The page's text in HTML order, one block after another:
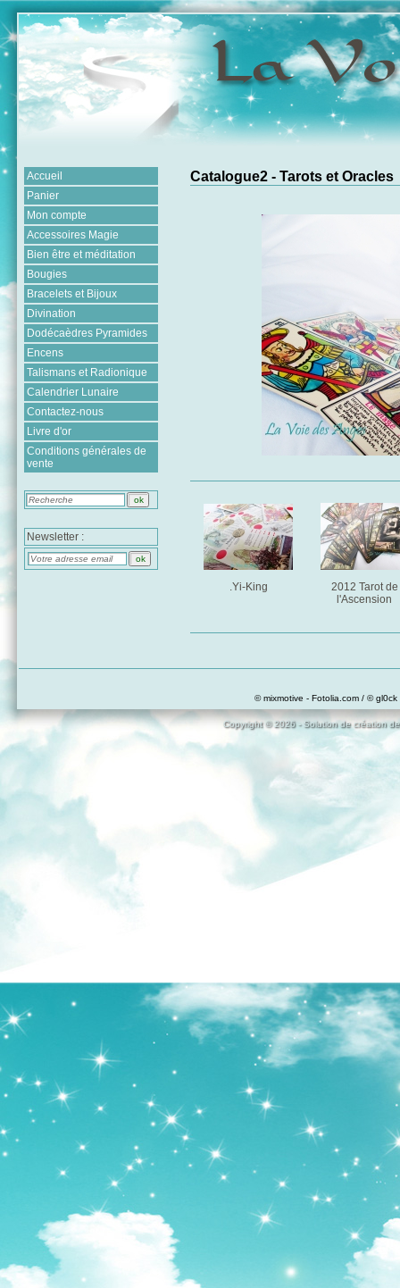
Accueil
Panier
Mon compte
Accessoires Magie
Bien être et méditation
Bougies
Bracelets et Bijoux
Divination
Dodécaèdres Pyramides
Encens
Talismans et Radionique
Calendrier Lunaire
Contactez-nous
Livre d'or
Conditions générales de
vente
Newsletter :
Catalogue2 - Tarots et Oracles
.Yi-King
2012 Tarot de
l'Ascension
© mixmotive - Fotolia.com / ©
Copyright © 2026 - Solution de création